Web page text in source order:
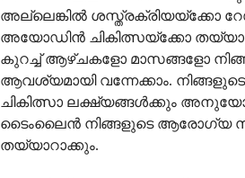
അല്ലെങ്കിൽ ശസ്ത്രക്രിയയ്‌ക്കോ
അയോഡിൻ ചികിത്സയ്‌ക്കോ
കുറച്ച് ആഴ്ചകളോ മാസങ്ങളോ
ആവശ്യമായി വന്നേക്കാം.
ചികിത്സാ ലക്ഷ്യങ്ങൾക്കും
ടൈംലൈൻ നിങ്ങളുടെ ആരോഗ്യ
തയ്യാറാക്കും.